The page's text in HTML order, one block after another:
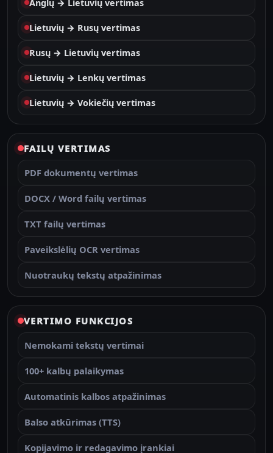
Anglų → Lietuvių vertimas
Lietuvių → Rusų vertimas
Rusų → Lietuvių vertimas
Lietuvių → Lenkų vertimas
Lietuvių → Vokiečių vertimas
FAILŲ VERTIMAS
PDF dokumentų vertimas
DOCX / Word failų vertimas
TXT failų vertimas
Paveikslėlių OCR vertimas
Nuotraukų tekstų atpažinimas
VERTIMO FUNKCIJOS
Nemokami tekstų vertimai
100+ kalbų palaikymas
Automatinis kalbos atpažinimas
Balso atkūrimas (TTS)
Kopijavimo ir redagavimo įrankiai